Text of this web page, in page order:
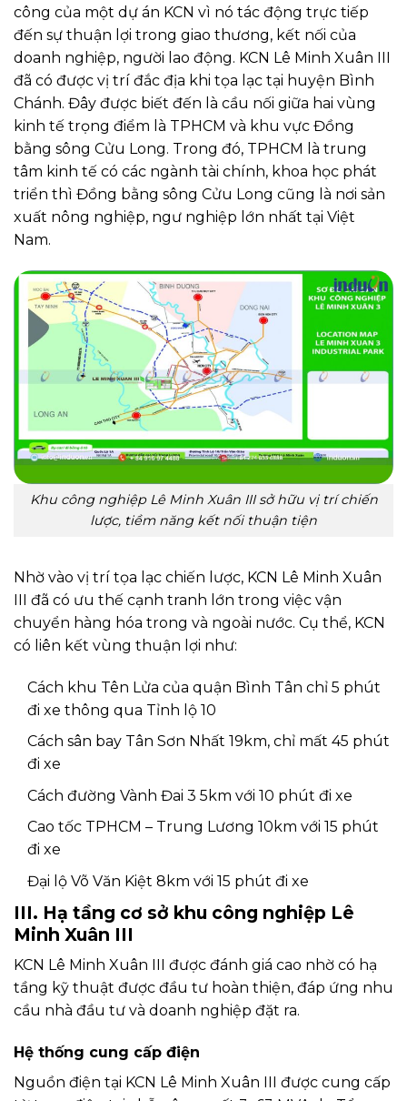
công của một dự án KCN vì nó tác động trực tiếp
đến sự thuận lợi trong giao thương, kết nối của
doanh nghiệp, người lao động. KCN Lê Minh Xuân III
đã có được vị trí đắc địa khi tọa lạc tại huyện Bình
Chánh. Đây được biết đến là cầu nối giữa hai vùng
kinh tế trọng điểm là TPHCM và khu vực Đồng
bằng sông Cửu Long. Trong đó, TPHCM là trung
tâm kinh tế có các ngành tài chính, khoa học phát
triển thì Đồng bằng sông Cửu Long cũng là nơi sản
xuất nông nghiệp, ngư nghiệp lớn nhất tại Việt
Nam.
Khu công nghiệp Lê Minh Xuân III sở hữu vị trí chiến
lược, tiềm năng kết nối thuận tiện
Nhờ vào vị trí tọa lạc chiến lược, KCN Lê Minh Xuân
III đã có ưu thế cạnh tranh lớn trong việc vận
chuyển hàng hóa trong và ngoài nước. Cụ thể, KCN
có liên kết vùng thuận lợi như:
Cách khu Tên Lửa của quận Bình Tân chỉ 5 phút
đi xe thông qua Tỉnh lộ 10
Cách sân bay Tân Sơn Nhất 19km, chỉ mất 45 phút
đi xe
Cách đường Vành Đai 3 5km với 10 phút đi xe
Cao tốc TPHCM – Trung Lương 10km với 15 phút
đi xe
Đại lộ Võ Văn Kiệt 8km với 15 phút đi xe
III. Hạ tầng cơ sở khu công nghiệp Lê
Minh Xuân III
KCN Lê Minh Xuân III được đánh giá cao nhờ có hạ
tầng kỹ thuật được đầu tư hoàn thiện, đáp ứng nhu
cầu nhà đầu tư và doanh nghiệp đặt ra.
Hệ thống cung cấp điện
Nguồn điện tại KCN Lê Minh Xuân III được cung cấp